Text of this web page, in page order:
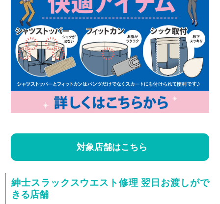
対象店舗はこちら
紳士スラックスウエスト修理 翌日お渡しがで
きる店舗